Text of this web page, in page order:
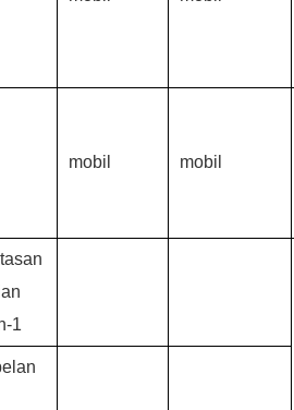
mobil mobil
1